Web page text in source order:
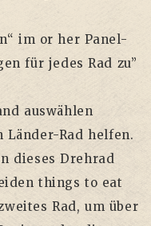
im or her Panel-
für jedes Rad zu”
auswählen
Rad helfen.
dieses Drehrad
things to eat
Rad, um über